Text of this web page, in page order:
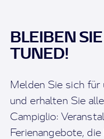
BLEIBEN
TUNED!
Melden Sie sich
und erhalten Sie
Campiglio:
Ferienangebote,